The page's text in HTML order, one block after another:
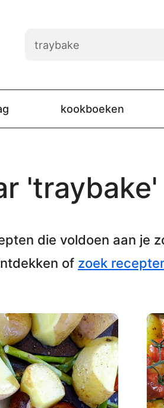
kookboeken
'traybake'
die voldoen aan je
of zoek